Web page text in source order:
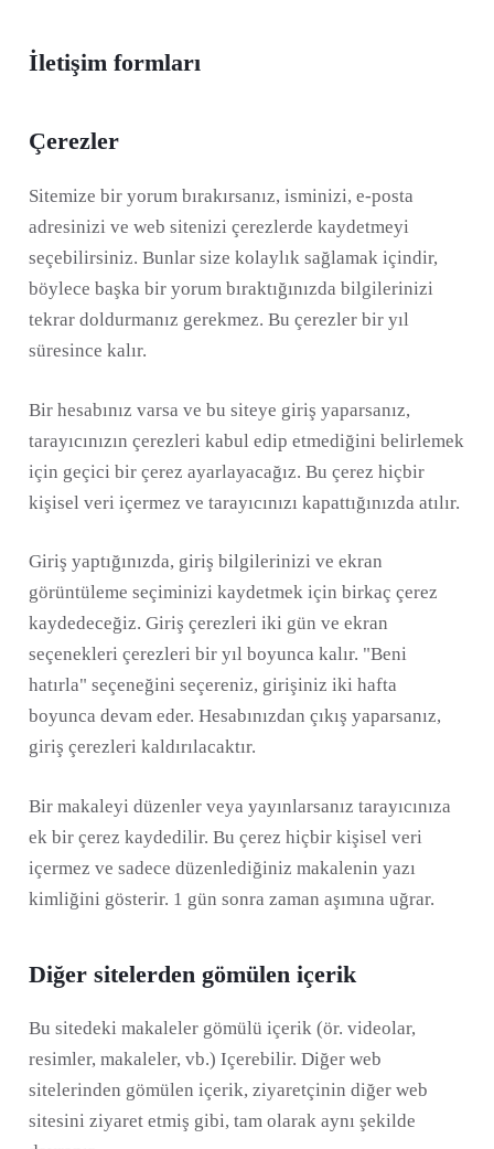
İletişim formları
Çerezler
Sitemize bir yorum bırakırsanız, isminizi, e-posta
adresinizi ve web sitenizi çerezlerde kaydetmeyi
seçebilirsiniz. Bunlar size kolaylık sağlamak içindir,
böylece başka bir yorum bıraktığınızda bilgilerinizi
tekrar doldurmanız gerekmez. Bu çerezler bir yıl
süresince kalır.
Bir hesabınız varsa ve bu siteye giriş yaparsanız,
tarayıcınızın çerezleri kabul edip etmediğini belirlemek
için geçici bir çerez ayarlayacağız. Bu çerez hiçbir
kişisel veri içermez ve tarayıcınızı kapattığınızda atılır.
Giriş yaptığınızda, giriş bilgilerinizi ve ekran
görüntüleme seçiminizi kaydetmek için birkaç çerez
kaydedeceğiz. Giriş çerezleri iki gün ve ekran
seçenekleri çerezleri bir yıl boyunca kalır. "Beni
hatırla" seçeneğini seçereniz, girişiniz iki hafta
boyunca devam eder. Hesabınızdan çıkış yaparsanız,
giriş çerezleri kaldırılacaktır.
Bir makaleyi düzenler veya yayınlarsanız tarayıcınıza
ek bir çerez kaydedilir. Bu çerez hiçbir kişisel veri
içermez ve sadece düzenlediğiniz makalenin yazı
kimliğini gösterir. 1 gün sonra zaman aşımına uğrar.
Diğer sitelerden gömülen içerik
Bu sitedeki makaleler gömülü içerik (ör. videolar,
resimler, makaleler, vb.) Içerebilir. Diğer web
sitelerinden gömülen içerik, ziyaretçinin diğer web
sitesini ziyaret etmiş gibi, tam olarak aynı şekilde